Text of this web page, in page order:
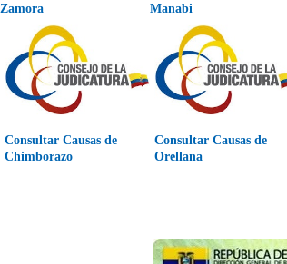
Zamora
Manabi
Consultar Causas de
Chimborazo
Consultar Causas de
Orellana